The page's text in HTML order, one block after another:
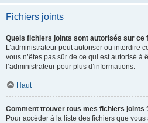
Fichiers joints
Quels fichiers joints sont autorisés sur ce
L’administrateur peut autoriser ou interdire
vous n’êtes pas sûr de ce qui est autorisé à
l’administrateur pour plus d’informations.
Haut
Comment trouver tous mes fichiers joints
Pour accéder à la liste des fichiers que